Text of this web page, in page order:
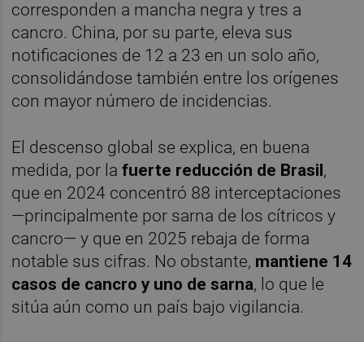
corresponden a mancha negra y tres a
cancro. China, por su parte, eleva sus
notificaciones de 12 a 23 en un solo año,
consolidándose también entre los orígenes
con mayor número de incidencias.
El descenso global se explica, en buena
medida, por lafuerte reducción de Brasil,
que en 2024 concentró 88 interceptaciones
—principalmente por sarna de los cítricos y
cancro— y que en 2025 rebaja de forma
notable sus cifras. No obstante, mantiene 14
casos de cancro y uno de sarna, lo que le
sitúa aún como un país bajo vigilancia.